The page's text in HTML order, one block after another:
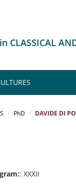
CLASSICAL
PhD DAVIDE DI
: XXXII